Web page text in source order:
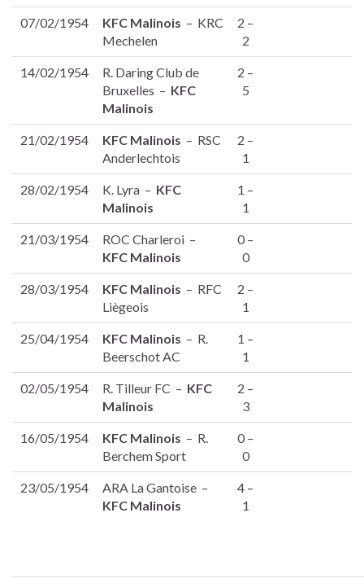
07/02/1954 KFC Malinois – KRC
Mechelen
2 –
2
14/02/1954
R. Daring Club de
Bruxelles – KFC
Malinois
2 –
5
21/02/1954 KFC Malinois – RSC
Anderlechtois
2 –
1
28/02/1954 K. Lyra – KFC
Malinois
1 –
1
21/03/1954
ROC Charleroi –
KFC Malinois
0 –
0
28/03/1954 KFC Malinois – RFC
Liègeois
2 –
1
25/04/1954 KFC Malinois – R.
Beerschot AC
1 –
1
02/05/1954 R. Tilleur FC – KFC
Malinois
2 –
3
16/05/1954 KFC Malinois – R.
Berchem Sport
0 –
0
23/05/1954
ARA La Gantoise –
KFC Malinois
4 –
1